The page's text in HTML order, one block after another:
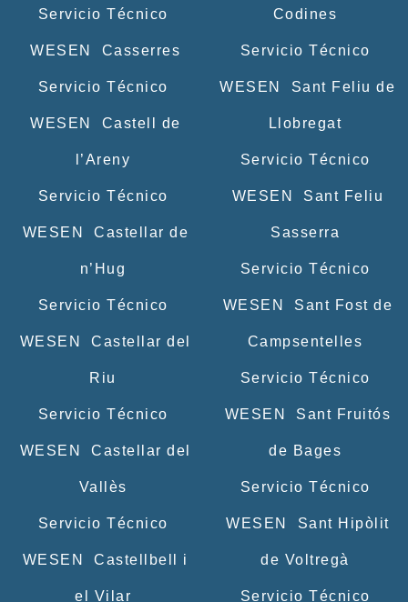
Servicio Técnico
WESEN Casserres
Servicio Técnico
WESEN Castell de
l’Areny
Servicio Técnico
WESEN Castellar de
n’Hug
Servicio Técnico
WESEN Castellar del
Riu
Servicio Técnico
WESEN Castellar del
Vallès
Servicio Técnico
WESEN Castellbell i
el Vilar
Codines
Servicio Técnico
WESEN Sant Feliu de
Llobregat
Servicio Técnico
WESEN Sant Feliu
Sasserra
Servicio Técnico
WESEN Sant Fost de
Campsentelles
Servicio Técnico
WESEN Sant Fruitós
de Bages
Servicio Técnico
WESEN Sant Hipòlit
de Voltregà
Servicio Técnico